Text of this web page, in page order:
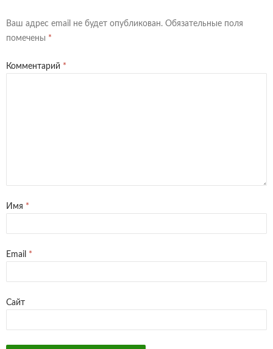
Ваш адрес email не будет опубликован. Обязательные поля
помечены *
Комментарий *
Имя *
Email *
Сайт